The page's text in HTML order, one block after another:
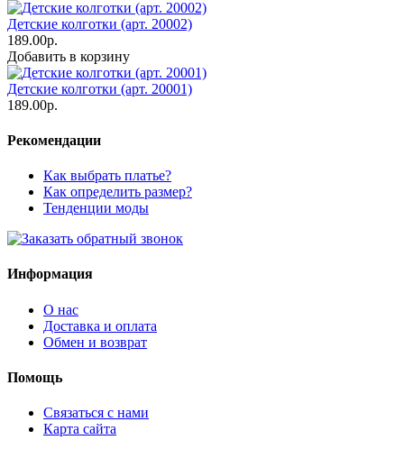
Детские колготки (арт. 20002)
189.00р.
Добавить в корзину
Детские колготки (арт. 20001)
189.00р.
Рекомендации
Как выбрать платье?
Как определить размер?
Тенденции моды
Информация
О нас
Доставка и оплата
Обмен и возврат
Помощь
Связаться с нами
Карта сайта